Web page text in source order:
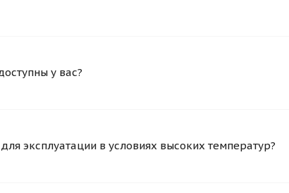
у вас?
эксплуатации в условиях высоких температур?